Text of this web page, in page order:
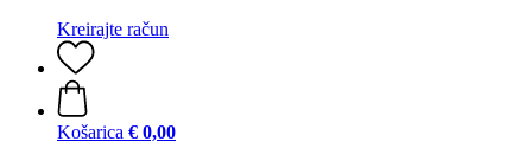
Kreirajte račun
Košarica € 0,00